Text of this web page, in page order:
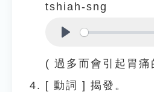
tshiah-sng
( 過多而會引起胃痛
[ 動詞 ] 揭發。